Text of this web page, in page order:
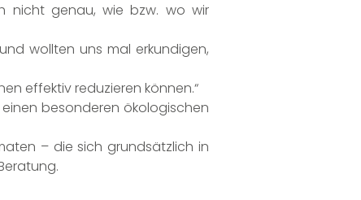
nicht genau, wie bzw. wo wir
wollten uns mal erkundigen,
effektiv reduzieren können.“
besonderen ökologischen
– die sich grundsätzlich in